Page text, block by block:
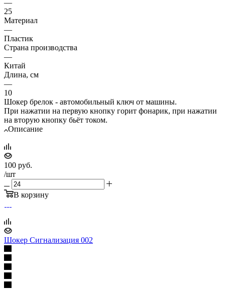
—
25
Материал
—
Пластик
Страна производства
—
Китай
Длина, см
—
10
Шокер брелок - автомобильный ключ от машины.
При нажатии на первую кнопку горит фонарик, при нажатии
на вторую кнопку бьёт током.
Описание
100 руб.
/шт
В корзину
Шокер Сигнализация 002